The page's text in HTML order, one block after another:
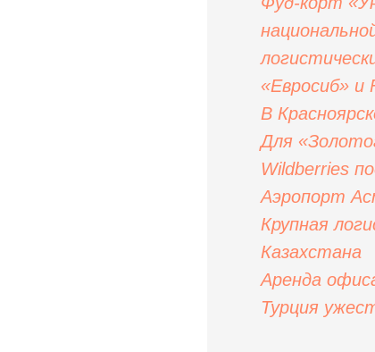
«Евросиб» и
В
Для
Wildberries
Аэропорт
Крупная
Казахстана
Аренда
Турция